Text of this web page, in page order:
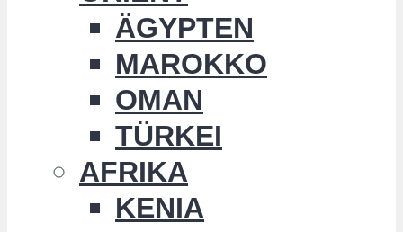
ÄGYPTEN
MAROKKO
OMAN
TÜRKEI
AFRIKA
KENIA